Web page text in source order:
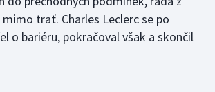
trať. Charles Leclerc se po
o bariéru, pokračoval však a skončil